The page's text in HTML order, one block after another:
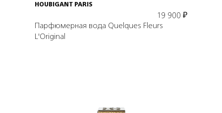
HOUBIGANT PARIS
19 900 ₽
Парфюмерная вода Quelques Fleurs
L'Original